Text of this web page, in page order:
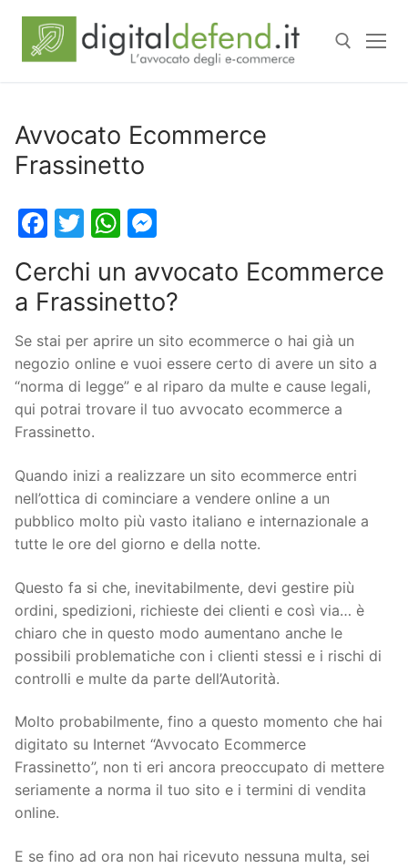
Avvocato Ecommerce
Frassinetto
Facebook
TwitterWhatsApp
Cerchi un avvocato Ecommerce
a Frassinetto?
Se stai per aprire un sito ecommerce o hai già un
negozio online e vuoi essere certo di avere un sito a
“norma di legge” e al riparo da multe e cause legali,
qui potrai trovare il tuo avvocato ecommerce a
Frassinetto.
Quando inizi a realizzare un sito ecommerce entri
nell’ottica di cominciare a vendere online a un
pubblico molto più vasto italiano e internazionale a
tutte le ore del giorno e della notte.
Questo fa si che, inevitabilmente, devi gestire più
ordini, spedizioni, richieste dei clienti e così via… è
chiaro che in questo modo aumentano anche le
possibili problematiche con i clienti stessi e i rischi di
controlli e multe da parte dell’Autorità.
Molto probabilmente, fino a questo momento che hai
digitato su Internet “Avvocato Ecommerce
Frassinetto”, non ti eri ancora preoccupato di mettere
seriamente a norma il tuo sito e i termini di vendita
online.
E se fino ad ora non hai ricevuto nessuna multa, sei